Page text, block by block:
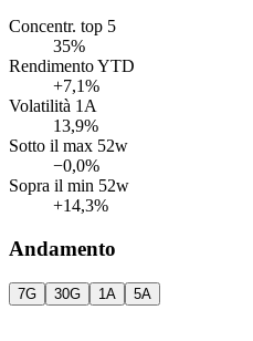
Concentr. top 5
35%
Rendimento YTD
+7,1%
Volatilità 1A
13,9%
Sotto il max 52w
−0,0%
Sopra il min 52w
+14,3%
Andamento
7G 30G 1A 5A